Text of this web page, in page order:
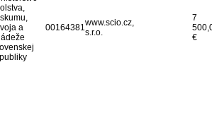
a
00164381www.scio.cz,
s.r.o.
7
€